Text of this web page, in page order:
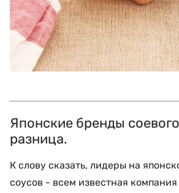
Японские бренды
разница.
К слову сказать, лидеры на
соусов - всем известная